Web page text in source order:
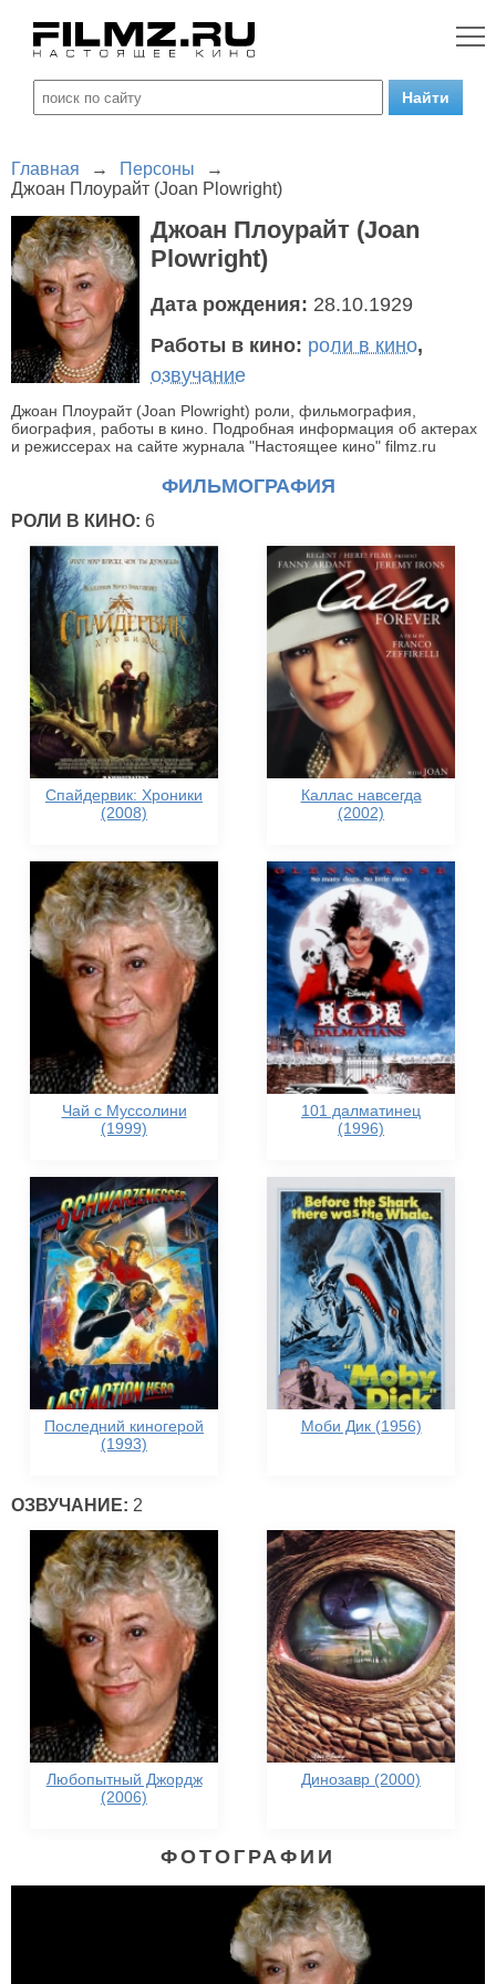
Главная → Персоны
→
Джоан Плоурайт (Joan Plowright)
Джоан Плоурайт (Joan
Plowright)
Дата рождения: 28.10.1929
Работы в кино: роли в кино,
озвучание
Джоан Плоурайт (Joan Plowright) роли, фильмография,
биография, работы в кино. Подробная информация об актерах
и режиссерах на сайте журнала "Настоящее кино" filmz.ru
ФИЛЬМОГРАФИЯ
РОЛИ В КИНО: 6
Спайдервик: Хроники
(2008)
Каллас навсегда
(2002)
Чай с Муссолини
(1999)
101 далматинец
(1996)
Последний киногерой
(1993)
Моби Дик (1956)
ОЗВУЧАНИЕ: 2
Любопытный Джордж
(2006)
Динозавр (2000)
ФОТОГРАФИИ